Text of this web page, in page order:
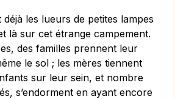
déjà les lueurs de petites lampes
là sur cet étrange campement.
des familles prennent leur
le sol ; les mères tiennent
sur leur sein, et nombre
s’endorment en ayant encore